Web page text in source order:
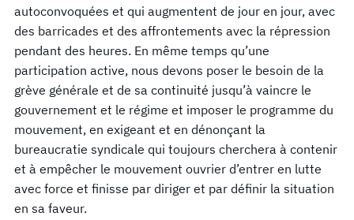
autoconvoquées et qui augmentent de jour en jour, avec
des barricades et des affrontements avec la répression
pendant des heures. En même temps qu’une
participation active, nous devons poser le besoin de la
grève générale et de sa continuité jusqu’à vaincre le
gouvernement et le régime et imposer le programme du
mouvement, en exigeant et en dénonçant la
bureaucratie syndicale qui toujours cherchera à contenir
et à empêcher le mouvement ouvrier d’entrer en lutte
avec force et finisse par diriger et par définir la situation
en sa faveur.